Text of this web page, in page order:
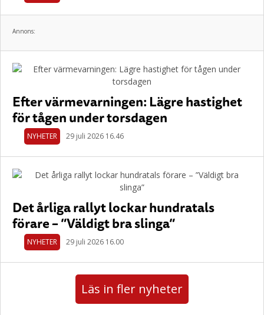
Annons:
Efter värmevarningen: Lägre hastighet
för tågen under torsdagen
NYHETER 29 juli 2026 16.46
Det årliga rallyt lockar hundratals
förare – ”Väldigt bra slinga”
NYHETER 29 juli 2026 16.00
Läs in fler nyheter